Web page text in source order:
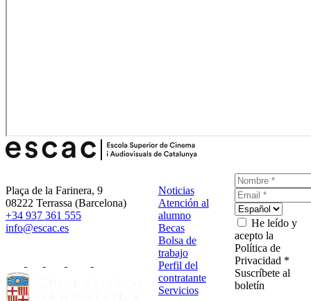
Plaça de la Farinera, 9
08222 Terrassa (Barcelona)
+34 937 361 555
info@escac.es
Noticias
Atención al
alumno
Becas
Bolsa de
trabajo
Perfil del
contratante
Servicios
He leído y
acepto la
Política de
Privacidad *
Suscríbete al
boletín